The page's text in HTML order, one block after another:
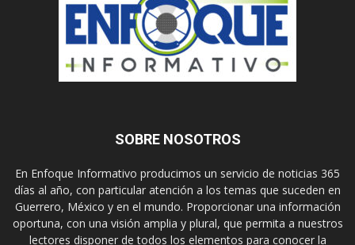
SOBRE NOSOTROS
En Enfoque Informativo producimos un servicio de noticias 365
días al año, con particular atención a los temas que suceden en
Guerrero, México y en el mundo. Proporcionar una información
oportuna, con una visión amplia y plural, que permita a nuestros
lectores disponer de todos los elementos para conocer la